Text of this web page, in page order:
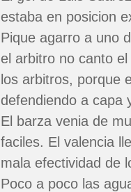
estaba en posicion
Pique agarro a uno
el arbitro no canto
los arbitros, porque
defendiendo a capa
El barza venia de
faciles. El valencia
mala efectividad de
Poco a poco las